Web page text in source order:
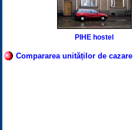
PIHE hostel
Compararea unităților de cazare